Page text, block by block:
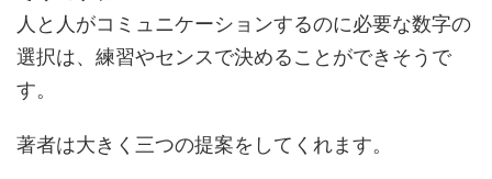
人と人がコミュニケーションするのに必要な数字の
選択は、練習やセンスで決めることができそうで
す。
著者は大きく三つの提案をしてくれます。